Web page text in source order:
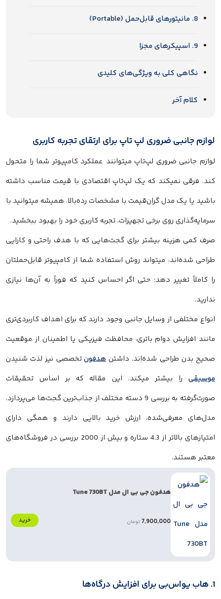
8. مانیتورهای قابل‌حمل (Portable)
9. اسپیکرهای مجزا
نگاهی کلی به ویژگی‌های کلیدی
کلام آخر
لوازم جانبی ضروری لپ تاپ برای ارتقای تجربه کاربری
لوازم جانبی ضروری لپ‌تاپ میتوانند عملکرد کامپیوتر شما را متحول
کند. فرقی نمیکند که یک لپ‌تاپ اقتصادی با قیمت مناسب داشته
باشید یا یک مدل گران‌قیمت با مشخصات رده‌بالا، همیشه میتوانید با
سرمایه‌گذاری روی برخی تجهیزات، تجربه کاربری خود را بهبود ببخشید.
صرف کمی هزینه بیشتر برای گجت‌هایی که با هدف راحتی و کارایی
طراحی شده‌اند، میتواند روش استفاده شما از کامپیوتر قابل‌حملتان
را کاملاً تغییر دهد؛ حتی اگر احساس کنید که فوراً به آن‌ها نیازی
ندارید.
انواع مختلفی از وسایل جانبی وجود دارند که برای اهداف کاربردی‌تری
مانند افزایش دوام باتری، محافظت فیزیکی یا اطمینان از موقعیت
صحیح بدن طراحی شده‌اند. داشتنهدفونتخصصی نیز لذت شنیدن
موسیقی را بیشتر میکند. این مقاله که بر اساس تحقیقات
صورت‌گرفته به بررسی 9 دسته مختلف از جذاب‌ترین گجت‌ها می‌پردازد.
مدل‌های معرفی‌شده، ارزش خرید بالایی دارند و همگی دارای
امتیازهای بالاتر از 4.3 ستاره و بیش از 2000 بررسی در فروشگاه‌های
معتبر هستند.
هدفون جی بی ال مدل Tune 730BT
7,900,000 تومان خرید
1. هاب یو‌اس‌بی برای افزایش درگاه‌ها